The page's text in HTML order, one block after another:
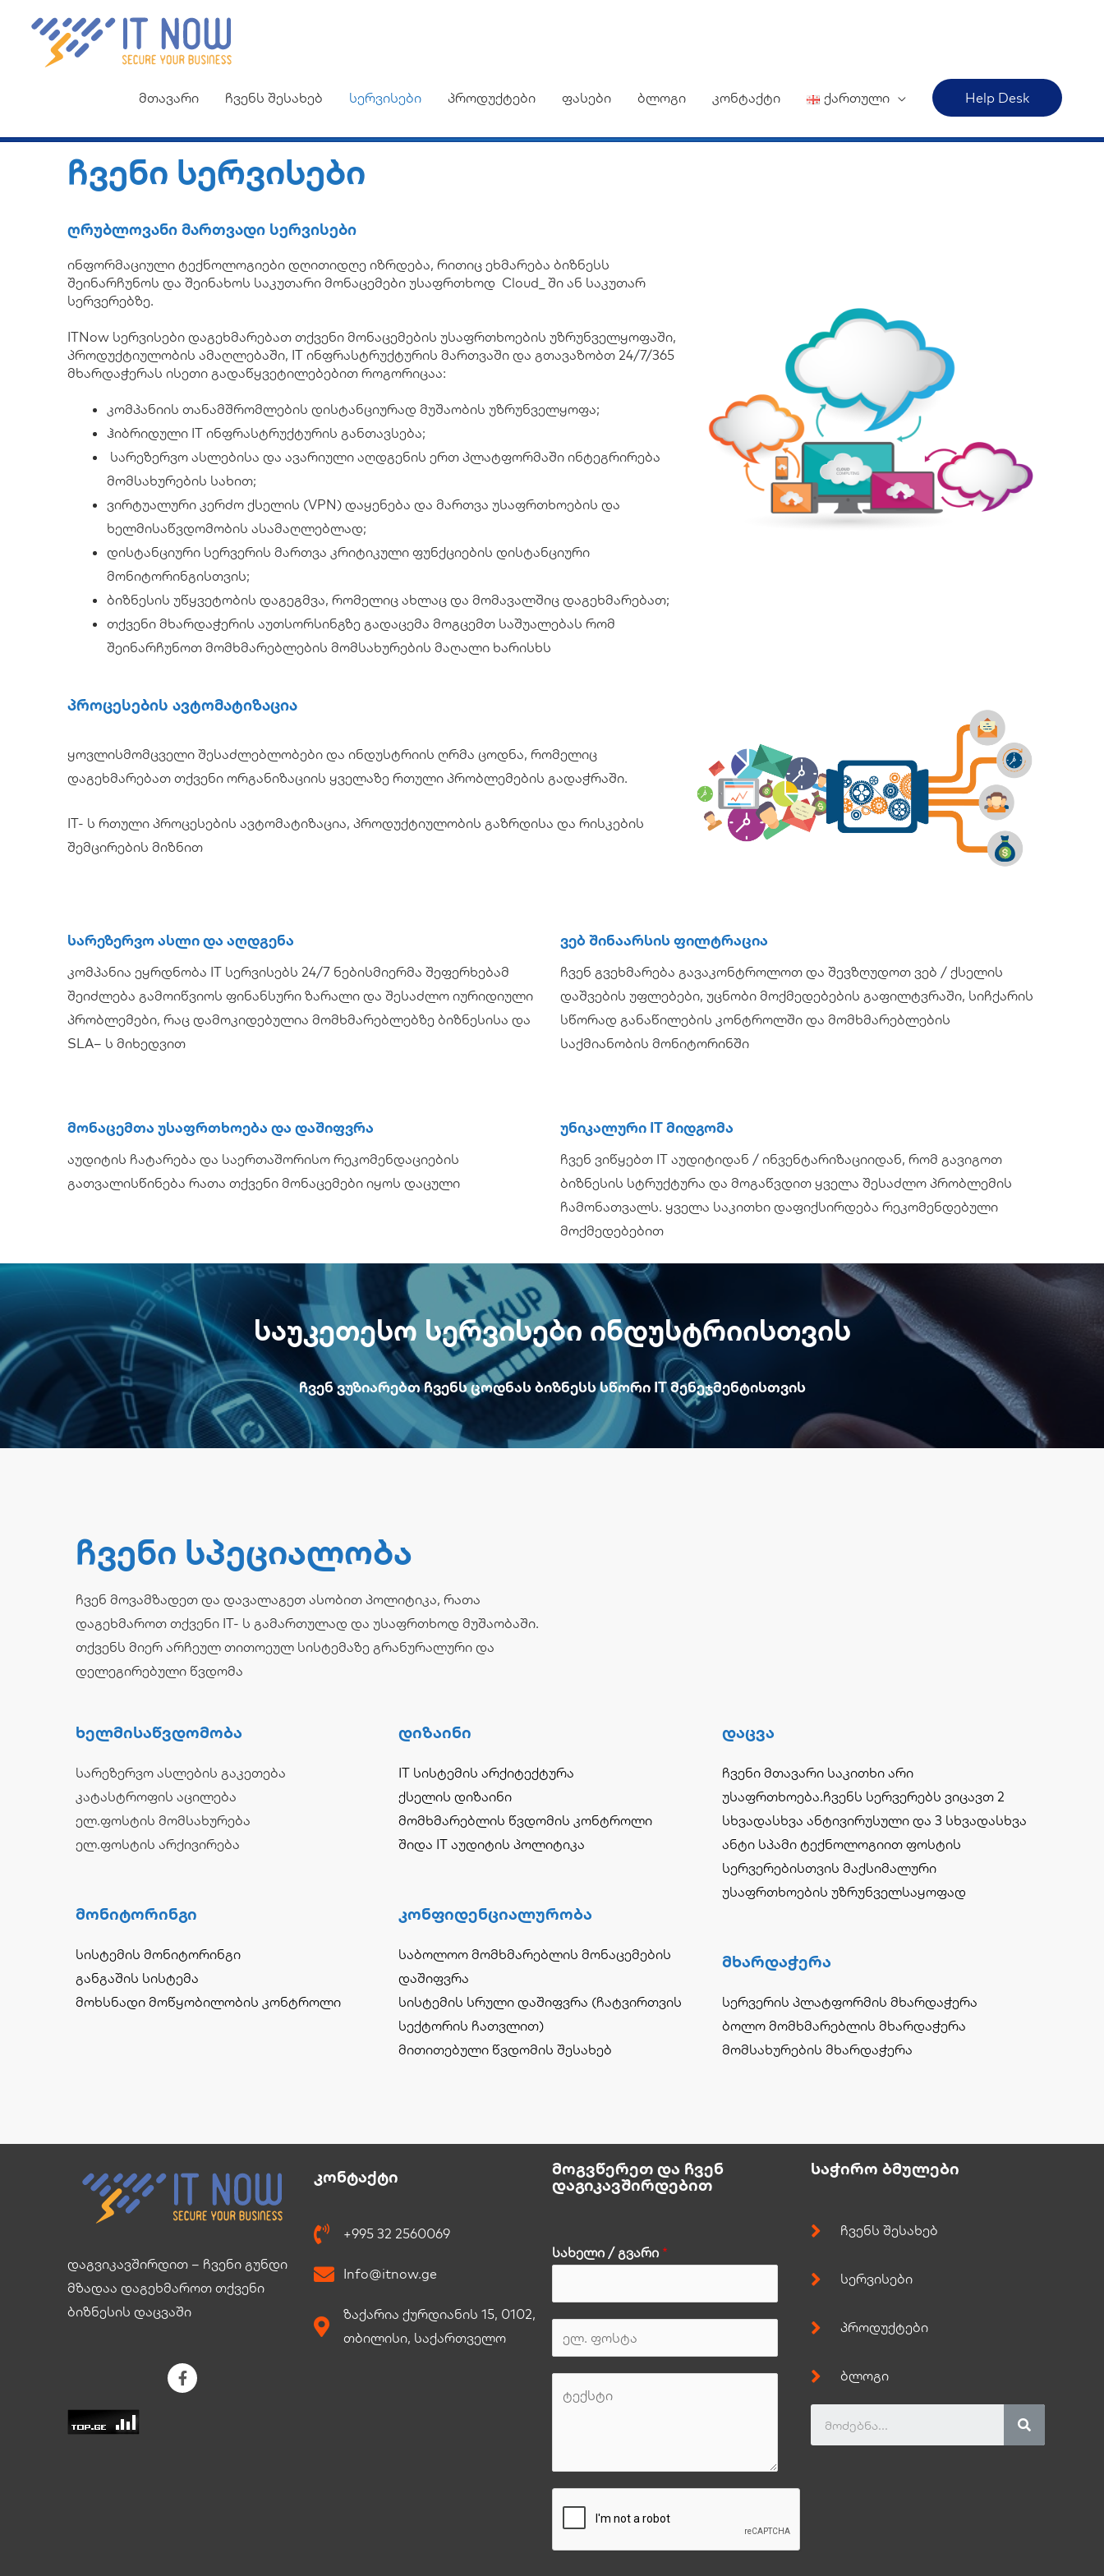
მთავარი ჩვენს შესახებ სერვისები პროდუქტები ფასები ბლოგი კონტაქტი ქართული Help Desk
Ჩვენი Სერვისები
Ღრუბლოვანი Მართვადი Სერვისები
ინფორმაციული ტექნოლოგიები დღითიდღე იზრდება, რითიც ეხმარება ბიზნესს
შეინარჩუნოს და შეინახოს საკუთარი მონაცემები უსაფრთხოდ Cloud_ ში ან საკუთარ
სერვერებზე.
ITNow სერვისები დაგეხმარებათ თქვენი მონაცემების უსაფრთხოების უზრუნველყოფაში,
პროდუქტიულობის ამაღლებაში, IT ინფრასტრუქტურის მართვაში და გთავაზობთ 24/7/365
მხარდაჭერას ისეთი გადაწყვეტილებებით როგორიცაა:
კომპანიის თანამშრომლების დისტანციურად მუშაობის უზრუნველყოფა;
ჰიბრიდული IT ინფრასტრუქტურის განთავსება;
სარეზერვო ასლებისა და ავარიული აღდგენის ერთ პლატფორმაში ინტეგრირება
მომსახურების სახით;
ვირტუალური კერძო ქსელის (VPN) დაყენება და მართვა უსაფრთხოების და
ხელმისაწვდომობის ასამაღლებლად;
დისტანციური სერვერის მართვა კრიტიკული ფუნქციების დისტანციური
მონიტორინგისთვის;
ბიზნესის უწყვეტობის დაგეგმვა, რომელიც ახლაც და მომავალშიც დაგეხმარებათ;
თქვენი მხარდაჭერის აუთსორსინგზე გადაცემა მოგცემთ საშუალებას რომ
შეინარჩუნოთ მომხმარებლების მომსახურების მაღალი ხარისხს
Პროცესების Ავტომატიზაცია
ყოვლისმომცველი შესაძლებლობები და ინდუსტრიის ღრმა ცოდნა, რომელიც
დაგეხმარებათ თქვენი ორგანიზაციის ყველაზე რთული პრობლემების გადაჭრაში.
IT- ს რთული პროცესების ავტომატიზაცია, პროდუქტიულობის გაზრდისა და რისკების
შემცირების მიზნით
Სარეზერვო Ასლი Და Აღდგენა
კომპანია ეყრდნობა IT სერვისებს 24/7 ნებისმიერმა შეფერხებამ
შეიძლება გამოიწვიოს ფინანსური ზარალი და შესაძლო იურიდიული
პრობლემები, რაც დამოკიდებულია მომხმარებლებზე ბიზნესისა და
SLA– ს მიხედვით
Მონაცემთა Უსაფრთხოება Და Დაშიფვრა
აუდიტის ჩატარება და საერთაშორისო რეკომენდაციების
გათვალისწინება რათა თქვენი მონაცემები იყოს დაცული
Ვებ Შინაარსის Ფილტრაცია
ჩვენ გვეხმარება გავაკონტროლოთ და შევზღუდოთ ვებ / ქსელის
დაშვების უფლებები, უცნობი მოქმედებების გაფილტვრაში, სიჩქარის
სწორად განაწილების კონტროლში და მომხმარებლების
საქმიანობის მონიტორინში
Უნიკალური IT Მიდგომა
ჩვენ ვიწყებთ IT აუდიტიდან / ინვენტარიზაციიდან, რომ გავიგოთ
ბიზნესის სტრუქტურა და მოგაწვდით ყველა შესაძლო პრობლემის
ჩამონათვალს. ყველა საკითხი დაფიქსირდება რეკომენდებული
მოქმედებებით​
Საუკეთესო Სერვისები Ინდუსტრიისთვის
Ჩვენ Ვუზიარებთ Ჩვენს Ცოდნას Ბიზნესს Სწორი IT Მენეჯმენტისთვის
Ჩვენი Სპეციალობა
ჩვენ მოვამზადეთ და დავალაგეთ ასობით პოლიტიკა, რათა
დაგეხმაროთ თქვენი IT- ს გამართულად და უსაფრთხოდ მუშაობაში.
თქვენს მიერ არჩეულ თითოეულ სისტემაზე გრანურალური და
დელეგირებული წვდომა
Ხელმისაწვდომობა
სარეზერვო ასლების გაკეთება
კატასტროფის აცილება
ელ.ფოსტის მომსახურება
ელ.ფოსტის არქივირება
Მონიტორინგი
სისტემის მონიტორინგი
განგაშის სისტემა
მოხსნადი მოწყობილობის კონტროლი
Დიზაინი
IT სისტემის არქიტექტურა
ქსელის დიზაინი
მომხმარებლის წვდომის კონტროლი
შიდა IT აუდიტის პოლიტიკა
Კონფიდენციალურობა
საბოლოო მომხმარებლის მონაცემების
დაშიფვრა
სისტემის სრული დაშიფვრა (ჩატვირთვის
სექტორის ჩათვლით)
მითითებული წვდომის შესახებ
Დაცვა
ჩვენი მთავარი საკითხი არი
უსაფრთხოება.ჩვენს სერვერებს ვიცავთ 2
სხვადასხვა ანტივირუსული და 3 სხვადასხვა
ანტი სპამი ტექნოლოგიით ფოსტის
სერვერებისთვის მაქსიმალური
უსაფრთხოების უზრუნველსაყოფად
Მხარდაჭერა
სერვერის პლატფორმის მხარდაჭერა
ბოლო მომხმარებლის მხარდაჭერა
მომსახურების მხარდაჭერა
დაგვიკავშირდით – ჩვენი გუნდი
მზადაა დაგეხმაროთ თქვენი
ბიზნესის დაცვაში
Კონტაქტი
+995 32 2560069
Info@itnow.ge
ზაქარია ქურდიანის 15, 0102,
თბილისი, საქართველო
Მოგვწერეთ Და Ჩვენ
Დაგიკავშირდებით
სახელი / გვარი *
Საჭირო Ბმულები
ჩვენს შესახებ
სერვისები
პროდუქტები
ბლოგი